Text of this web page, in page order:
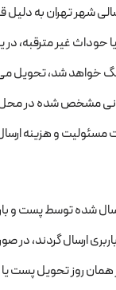
شهر تهران به
خواهد شد، تحویل
مشخص شده در
مسئولیت و هزینه
شده توسط پست و
روز تحویل پست یا